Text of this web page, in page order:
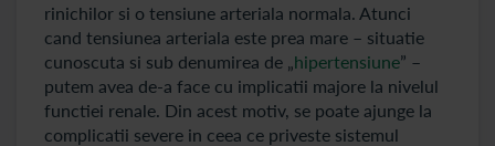
rinichilor si o tensiune arteriala normala. Atunci
cand tensiunea arteriala este prea mare – situatie
cunoscuta si sub denumirea de „ hipertensiune” –
putem avea de-a face cu implicatii majore la nivelul
functiei renale. Din acest motiv, se poate ajunge la
complicatii severe in ceea ce priveste sistemul